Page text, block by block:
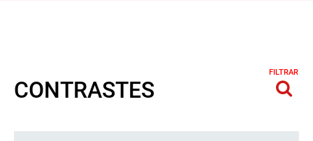
CONTRASTES
FILTRAR